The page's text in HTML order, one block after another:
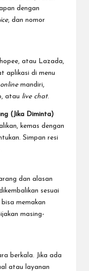
dengan
, dan nomor
atau Lazada,
aplikasi di menu
onlinemandiri,
atau live chat.
(Jika Diminta)
kemas dengan
Simpan resi
dan alasan
sesuai
memakan
masing-
berkala. Jika ada
atau layanan